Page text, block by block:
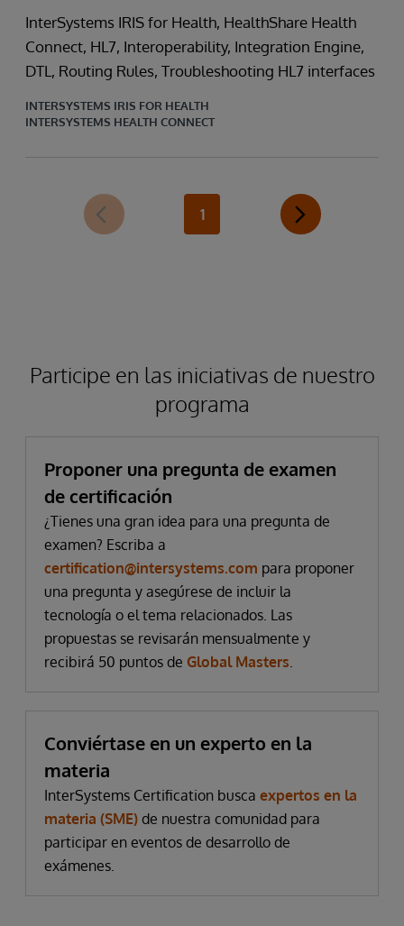
InterSystems IRIS for Health, HealthShare Health
Connect, HL7, Interoperability, Integration Engine,
DTL, Routing Rules, Troubleshooting HL7 interfaces
INTERSYSTEMS IRIS FOR HEALTH
INTERSYSTEMS HEALTH CONNECT
1
Participe en las iniciativas de nuestro
programa
Proponer una pregunta de examen
de certificación
¿Tienes una gran idea para una pregunta de
examen? Escriba a
certification@intersystems.com para proponer
una pregunta y asegúrese de incluir la
tecnología o el tema relacionados. Las
propuestas se revisarán mensualmente y
recibirá 50 puntos de Global Masters.
Conviértase en un experto en la
materia
InterSystems Certification busca expertos en la
materia (SME) de nuestra comunidad para
participar en eventos de desarrollo de
exámenes.